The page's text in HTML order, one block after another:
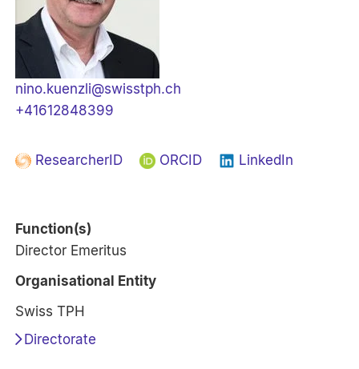
nino.kuenzli@swisstph.ch
+41612848399
ResearcherID ORCID LinkedIn
Function(s)
Director Emeritus
Organisational Entity
Swiss TPH
Directorate